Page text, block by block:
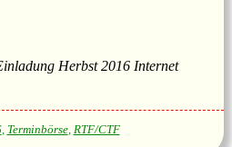
Herbst 2016 Internet
, Terminbörse, RTF/CTF